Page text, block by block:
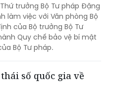
trưởng Bộ Tư pháp Đặng
làm việc với Văn phòng Bộ
của Bộ trưởng Bộ Tư
Quy chế bảo vệ bí mật
Bộ Tư pháp.
số quốc gia về